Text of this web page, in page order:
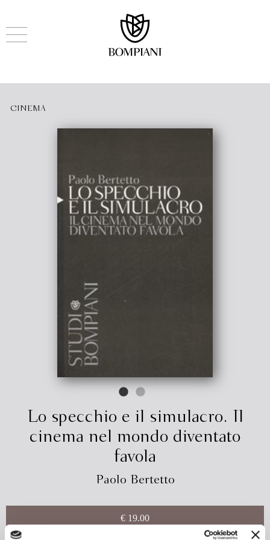
CINEMA
Lo specchio e il simulacro. Il
cinema nel mondo diventato
favola
Paolo Bertetto
€ 19.00